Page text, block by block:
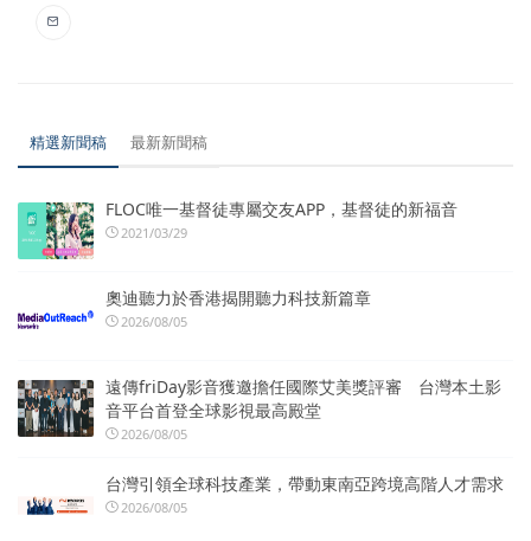
精選新聞稿 最新新聞稿
FLOC唯一基督徒專屬交友APP，基督徒的新福音
2021/03/29
奧迪聽力於香港揭開聽力科技新篇章
2026/08/05
遠傳friDay影音獲邀擔任國際艾美獎評審 台灣本土影
音平台首登全球影視最高殿堂
2026/08/05
台灣引領全球科技產業，帶動東南亞跨境高階人才需求
2026/08/05